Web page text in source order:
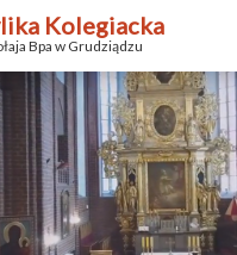
Kolegiacka
Bpa w Grudziądzu